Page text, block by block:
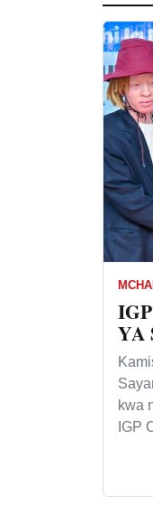
YA
kwa
IGP